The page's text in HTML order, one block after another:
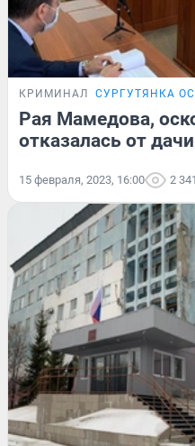
КРИМИНАЛ СУРГУТЯНКА
Рая Мамедова,
отказалась от
15 февраля, 2023, 16:00 2 341